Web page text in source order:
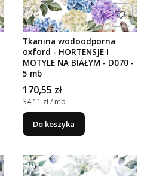
Tkanina wodoodporna
oxford - HORTENSJE I
MOTYLE NA BIAŁYM - D070 -
5 mb
Cena
170,55 zł
Cena jednostkowa
34,11 zł / mb
Do koszyka